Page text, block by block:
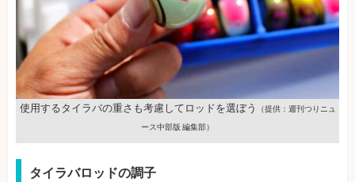
使用するタイラバの重さも考慮してロッドを選ぼう （提供：週刊つりニュ
ース中部版 編集部）
タイラバロッドの調子